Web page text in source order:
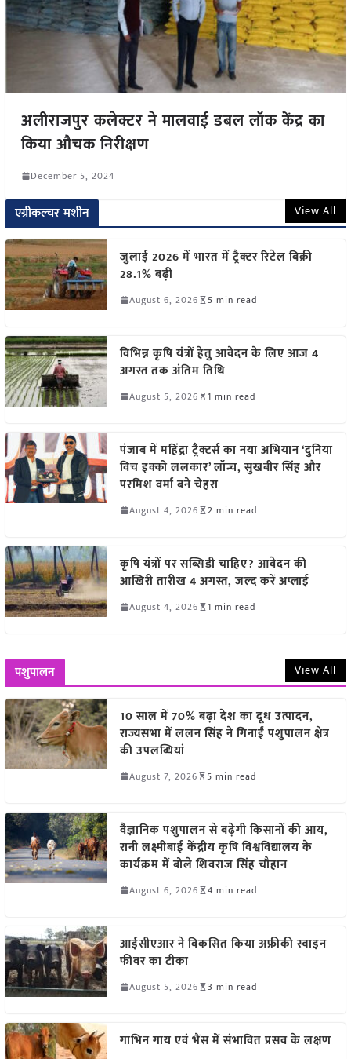
अलीराजपुर कलेक्टर ने मालवाई डबल लॉक केंद्र का
किया औचक निरीक्षण
December 5, 2024
एग्रीकल्चर मशीन View All
जुलाई 2026 में भारत में ट्रैक्टर रिटेल बिक्री
28.1% बढ़ी
August 6, 2026 5 min read
विभिन्न कृषि यंत्रों हेतु आवेदन के लिए आज 4
अगस्त तक अंतिम तिथि
August 5, 2026 1 min read
पंजाब में महिंद्रा ट्रैक्टर्स का नया अभियान ‘दुनिया
विच इक्को ललकार’ लॉन्च, सुखबीर सिंह और
परमिश वर्मा बने चेहरा
August 4, 2026 2 min read
कृषि यंत्रों पर सब्सिडी चाहिए? आवेदन की
आखिरी तारीख 4 अगस्त, जल्द करें अप्लाई
August 4, 2026 1 min read
पशुपालन View All
10 साल में 70% बढ़ा देश का दूध उत्पादन,
राज्यसभा में ललन सिंह ने गिनाईं पशुपालन क्षेत्र
की उपलब्धियां
August 7, 2026 5 min read
वैज्ञानिक पशुपालन से बढ़ेगी किसानों की आय,
रानी लक्ष्मीबाई केंद्रीय कृषि विश्वविद्यालय के
कार्यक्रम में बोले शिवराज सिंह चौहान
August 6, 2026 4 min read
आईसीएआर ने विकसित किया अफ्रीकी स्वाइन
फीवर का टीका
August 5, 2026 3 min read
गाभिन गाय एवं भैंस में संभावित प्रसव के लक्षण